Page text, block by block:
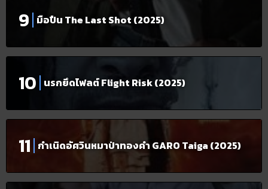
มือปืน The Last Shot (2025)
นรกยึดไฟลต์ Flight Risk (2025)
กำเนิดอัศวินหมาป่าทองคำ GARO Taiga (2025)